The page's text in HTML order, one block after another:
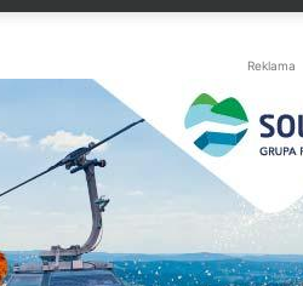
Reklama